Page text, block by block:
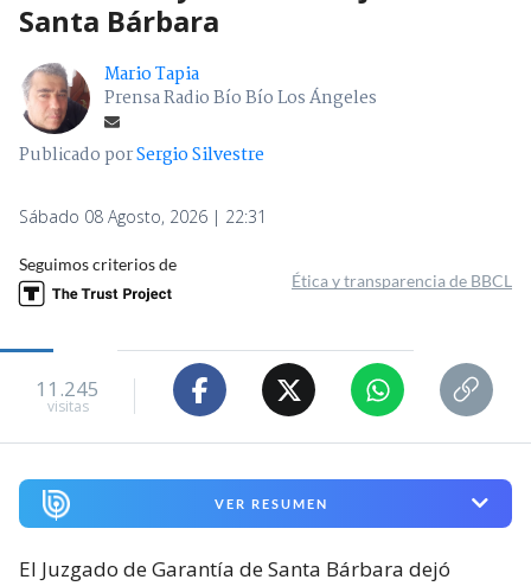
Santa Bárbara
Mario Tapia
Prensa Radio Bío Bío Los Ángeles
Publicado porSergio Silvestre
Sábado 08 Agosto, 2026 | 22:31
Seguimos criterios de
Ética y transparencia de BBCL
11.245
visitas
VER RESUMEN
El Juzgado de Garantía de Santa Bárbara dejó